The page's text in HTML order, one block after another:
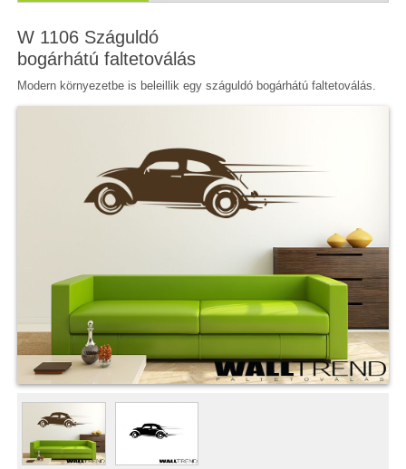
W 1106 Száguldó
bogárhátú faltetoválás
Modern környezetbe is beleillik egy száguldó bogárhátú faltetoválás.